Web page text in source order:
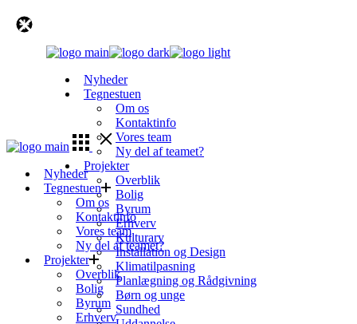
Nyheder
Tegnestuen
Om os
Kontaktinfo
Vores team
Ny del af teamet?
Projekter
Overblik
Bolig
Byrum
Erhverv
Kulturarv
Installation og Design
Klimatilpasning
Planlægning og Rådgivning
Børn og unge
Sundhed
Nyheder
Tegnestuen
Om os
Kontaktinfo
Vores team
Ny del af teamet?
Projekter
Overblik
Bolig
Byrum
Erhverv